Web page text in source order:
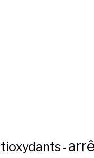
-